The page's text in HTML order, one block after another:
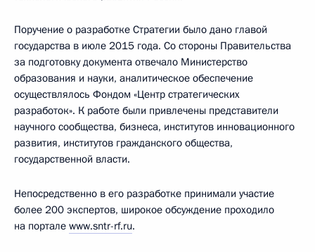
Поручение о разработке Стратегии было дано главой
государства в июле 2015 года. Со стороны Правительства
за подготовку документа отвечало Министерство
образования и науки, аналитическое обеспечение
осуществлялось Фондом «Центр стратегических
разработок». К работе были привлечены представители
научного сообщества, бизнеса, институтов инновационного
развития, институтов гражданского общества,
государственной власти.
Непосредственно в его разработке принимали участие
более 200 экспертов, широкое обсуждение проходило
на портале www.sntr-rf.ru.